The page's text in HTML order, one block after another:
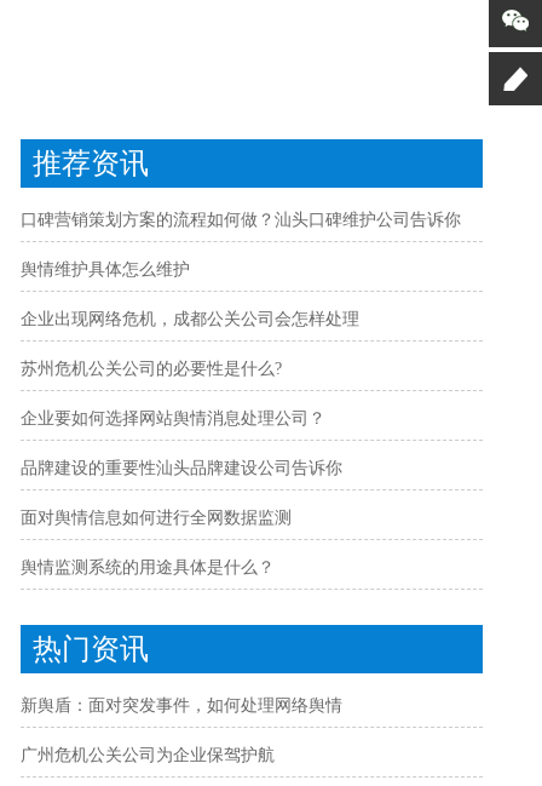
推荐资讯
口碑营销策划方案的流程如何做？汕头口碑维护公司告诉你
舆情维护具体怎么维护
企业出现网络危机，成都公关公司会怎样处理
苏州危机公关公司的必要性是什么?
企业要如何选择网站舆情消息处理公司？
品牌建设的重要性汕头品牌建设公司告诉你
面对舆情信息如何进行全网数据监测
舆情监测系统的用途具体是什么？
热门资讯
新舆盾：面对突发事件，如何处理网络舆情
广州危机公关公司为企业保驾护航